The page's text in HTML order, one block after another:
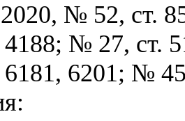
№ 52, ст.
№ 27, ст.
6201; №